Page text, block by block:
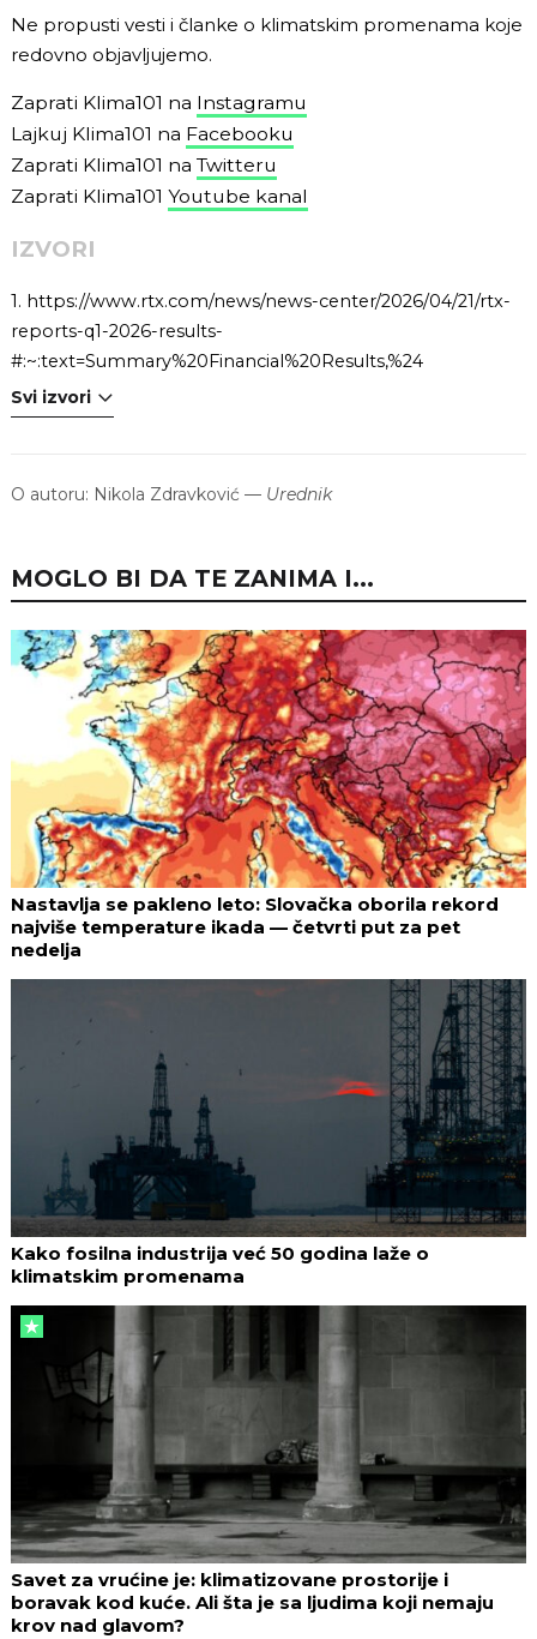
Ne propusti vesti i članke o klimatskim promenama koje
redovno objavljujemo.
Zaprati Klima101 na Instagramu
Lajkuj Klima101 na Facebooku
Zaprati Klima101 na Twitteru
Zaprati Klima101 Youtube kanal
IZVORI
1. https://www.rtx.com/news/news-center/2026/04/21/rtx-
reports-q1-2026-results-
#:~:text=Summary%20Financial%20Results,%24
Svi izvori
O autoru: Nikola Zdravković — Urednik
MOGLO BI DA TE ZANIMA I...
Nastavlja se pakleno leto: Slovačka oborila rekord
najviše temperature ikada — četvrti put za pet
nedelja
Kako fosilna industrija već 50 godina laže o
klimatskim promenama
Savet za vrućine je: klimatizovane prostorije i
boravak kod kuće. Ali šta je sa ljudima koji nemaju
krov nad glavom?